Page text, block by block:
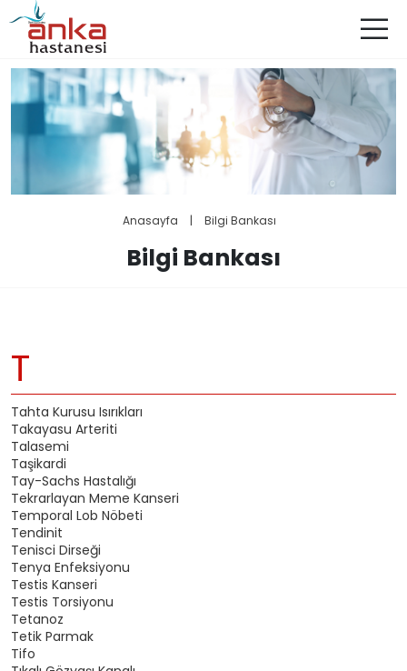
Anasayfa | Bilgi Bankası
Bilgi Bankası
T
Tahta Kurusu Isırıkları
Takayasu Arteriti
Talasemi
Taşikardi
Tay-Sachs Hastalığı
Tekrarlayan Meme Kanseri
Temporal Lob Nöbeti
Tendinit
Tenisci Dirseği
Tenya Enfeksiyonu
Testis Kanseri
Testis Torsiyonu
Tetanoz
Tetik Parmak
Tifo